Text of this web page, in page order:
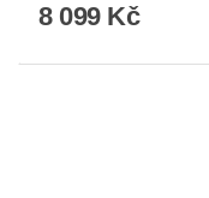
8 099 Kč